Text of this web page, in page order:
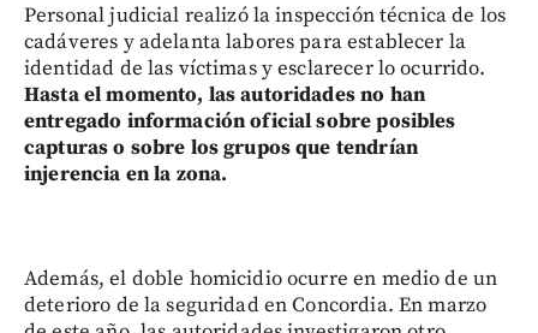
Personal judicial realizó la inspección técnica de los
cadáveres y adelanta labores para establecer la
identidad de las víctimas y esclarecer lo ocurrido.
Hasta el momento, las autoridades no han
entregado información oficial sobre posibles
capturas o sobre los grupos que tendrían
injerencia en la zona.
Además, el doble homicidio ocurre en medio de un
deterioro de la seguridad en Concordia. En marzo